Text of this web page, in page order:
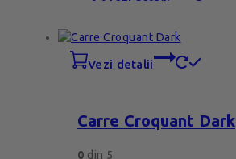
vezi detalii
Carre Croquant Dark
0 din 5